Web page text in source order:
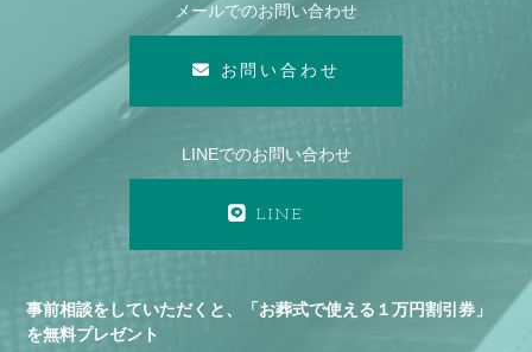
メールでのお問い合わせ
お問い合わせ
LINEでのお問い合わせ
LINE
事前相談をしていただくと、「お葬式で使える１万円割引券」
を無料プレゼント